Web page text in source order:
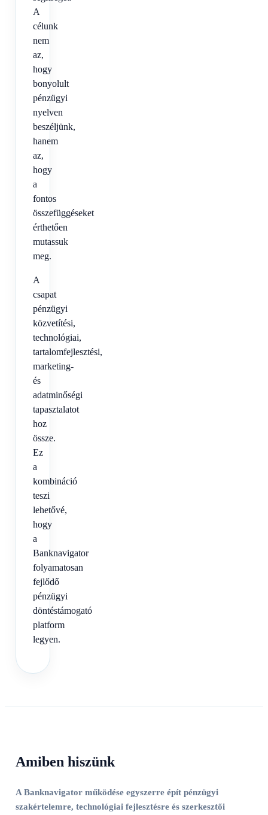
A
célunk
nem
az,
hogy
bonyolult
pénzügyi
nyelven
beszéljünk,
hanem
az,
hogy
a
fontos
összefüggéseket
érthetően
mutassuk
meg.
A
csapat
pénzügyi
közvetítési,
technológiai,
tartalomfejlesztési,
marketing-
és
adatminőségi
tapasztalatot
hoz
össze.
Ez
a
kombináció
teszi
lehetővé,
hogy
a
Banknavigator
folyamatosan
fejlődő
pénzügyi
döntéstámogató
platform
legyen.
Amiben hiszünk
A Banknavigator működése egyszerre épít pénzügyi
szakértelemre, technológiai fejlesztésre és szerkesztői